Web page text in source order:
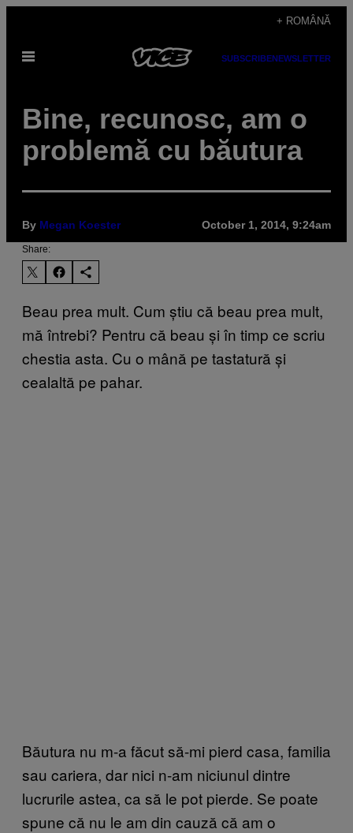
content
+ ROMÂNĂ
Open
SUBSCRIBENEWSLETTER
Bine, recunosc, am o
problemă cu băutura
By Megan Koester October 1, 2014, 9:24am
Share:
Beau prea mult. Cum știu că beau prea mult,
mă întrebi? Pentru că beau și în timp ce scriu
chestia asta. Cu o mână pe tastatură și
cealaltă pe pahar.
Băutura nu m-a făcut să-mi pierd casa, familia
sau cariera, dar nici n-am niciunul dintre
lucrurile astea, ca să le pot pierde. Se poate
spune că nu le am din cauză că am o